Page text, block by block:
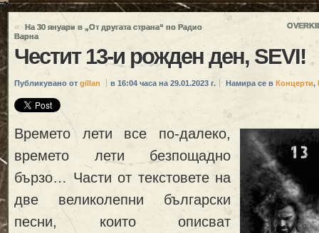
«
На 30 януари в „От другата страна“ по Радио
Варна
Честит 13-и рожден ден, SEVI!
Публикувано от gillan в 16:04 часа на 29.01.2023 г. Намира се в Концерти,
Времето лети все по-далеко,
времето лети безпощадно
бързо… Части от текстовете на
две великолепни български
песни, които описват